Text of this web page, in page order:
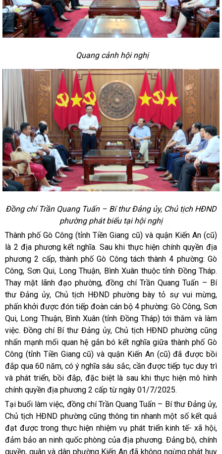
Quang cảnh hội nghị
Đồng chí Trần Quang Tuấn – Bí thư Đảng ủy, Chủ tịch HĐND
phường phát biểu tại hội nghị
Thành phố Gò Công (tỉnh Tiền Giang cũ) và quận Kiến An (cũ)
là 2 địa phương kết nghĩa. Sau khi thực hiện chính quyền địa
phương 2 cấp, thành phố Gò Công tách thành 4 phường: Gò
Công, Sơn Qui, Long Thuận, Bình Xuân thuộc tỉnh Đồng Tháp.
Thay mặt lãnh đạo phường, đồng chí Trần Quang Tuấn – Bí
thư Đảng ủy, Chủ tịch HĐND phường bày tỏ sự vui mừng,
phấn khởi được đón tiếp đoàn cán bộ 4 phường: Gò Công, Sơn
Qui, Long Thuận, Bình Xuân (tỉnh Đồng Tháp) tới thăm và làm
việc. Đồng chí Bí thư Đảng ủy, Chủ tịch HĐND phường cũng
nhấn mạnh mối quan hệ gắn bó kết nghĩa giữa thành phố Gò
Công (tỉnh Tiền Giang cũ) và quận Kiến An (cũ) đã được bồi
đắp qua 60 năm, có ý nghĩa sâu sắc, cần được tiếp tục duy trì
và phát triển, bồi đắp, đặc biệt là sau khi thực hiện mô hình
chính quyền địa phương 2 cấp từ ngày 01/7/2025.
Tại buổi làm việc, đồng chí Trần Quang Tuấn – Bí thư Đảng ủy,
Chủ tịch HĐND phường cũng thông tin nhanh một số kết quả
đạt được trong thực hiện nhiệm vụ phát triển kinh tế- xã hội,
đảm bảo an ninh quốc phòng của địa phương. Đảng bộ, chính
quyền, quân và dân phường Kiến An đã không ngừng phát huy